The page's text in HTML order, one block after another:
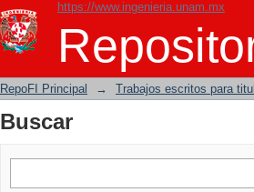
https://www.ingenieria.unam.mx
Buscar
RepoFI Principal → Trabajos escritos para
Buscar